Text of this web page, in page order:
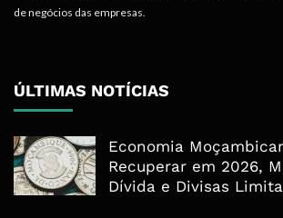
de negócios das empresas.
ÚLTIMAS NOTÍCIAS
Economia
Recuperar em 2026,
Dívida e Divisas